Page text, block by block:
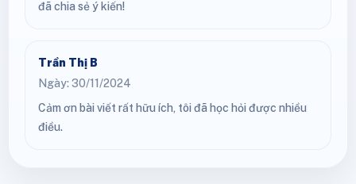
đã chia sẻ ý kiến!
Trần Thị B
Ngày: 30/11/2024
Cảm ơn bài viết rất hữu ích, tôi đã học hỏi được nhiều
điều.